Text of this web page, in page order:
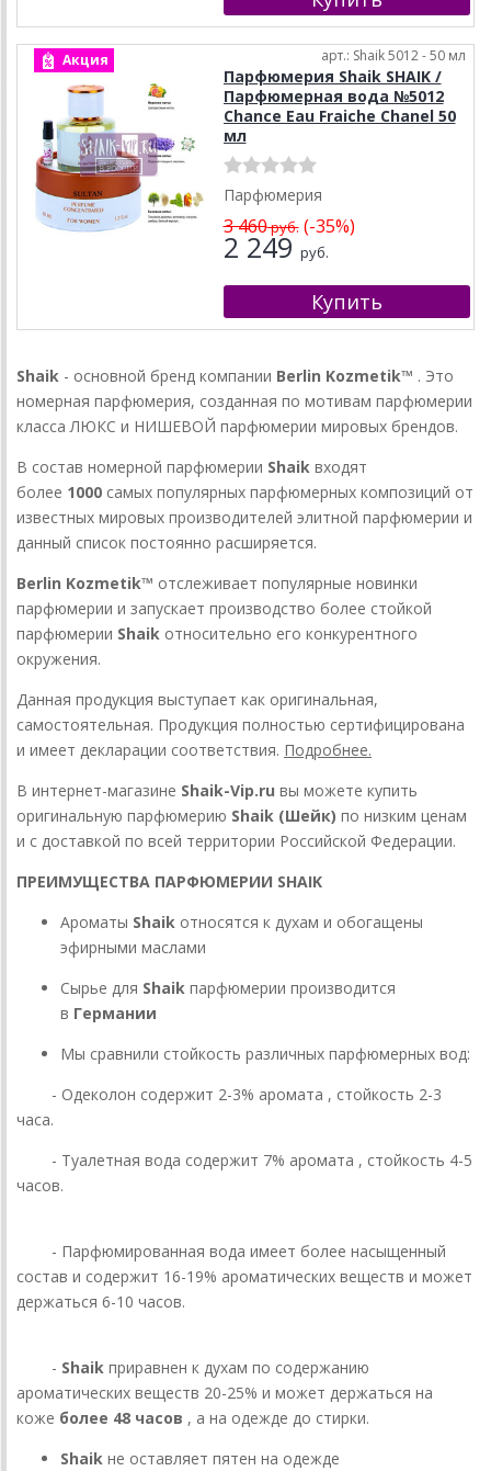
Акция арт.: Shaik 5012 - 50 мл
Парфюмерия Shaik SHAIK /
Парфюмерная вода №5012
Chance Eau Fraiche Chanel 50
мл
Парфюмерия
3 460руб.(-35%)
2 249 руб.
Shaik - основной бренд компании Berlin Kozmetik™ . Это
номерная парфюмерия, созданная по мотивам парфюмерии
класса ЛЮКС и НИШЕВОЙ парфюмерии мировых брендов.
В состав номерной парфюмерии Shaik входят
более 1000 самых популярных парфюмерных композиций от
известных мировых производителей элитной парфюмерии и
данный список постоянно расширяется.
Berlin Kozmetik™ отслеживает популярные новинки
парфюмерии и запускает производство более стойкой
парфюмерии Shaik относительно его конкурентного
окружения.
Данная продукция выступает как оригинальная,
самостоятельная. Продукция полностью сертифицирована
и имеет декларации соответствия. Подробнее.
В интернет-магазине Shaik-Vip.ru вы можете купить
оригинальную парфюмерию Shaik (Шейк) по низким ценам
и с доставкой по всей территории Российской Федерации.
ПРЕИМУЩЕСТВА ПАРФЮМЕРИИ SHAIK
Ароматы Shaik относятся к духам и обогащены
эфирными маслами
Сырье для Shaik парфюмерии производится
в Германии
Мы сравнили стойкость различных парфюмерных вод:
- Одеколон содержит 2-3% аромата , стойкость 2-3
часа.
- Туалетная вода содержит 7% аромата , стойкость 4-5
часов.
- Парфюмированная вода имеет более насыщенный
состав и содержит 16-19% ароматических веществ и может
держаться 6-10 часов.
- Shaik приравнен к духам по содержанию
ароматических веществ 20-25% и может держаться на
коже более 48 часов , а на одежде до стирки.
Shaik не оставляет пятен на одежде